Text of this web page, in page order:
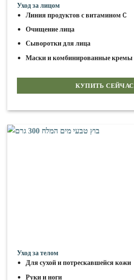
Уход за лицом
Линия продуктов с витамином C
Очищение лица
Сыворотки для лица
Маски и комбинированные кремы
КУПИТЬ СЕЙЧАС
Уход за телом
Для сухой и потрескавшейся кожи
Руки и ноги